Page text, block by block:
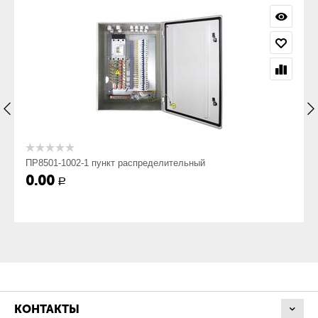
Пункт ПР 8501-xyyy-zz-УХЛ4 - расшифровка и
структура условного обозначения:
распределение электроэнергии с применением
ПР8501-1002-1 пункт распределительный
0.00 Р
КОНТАКТЫ